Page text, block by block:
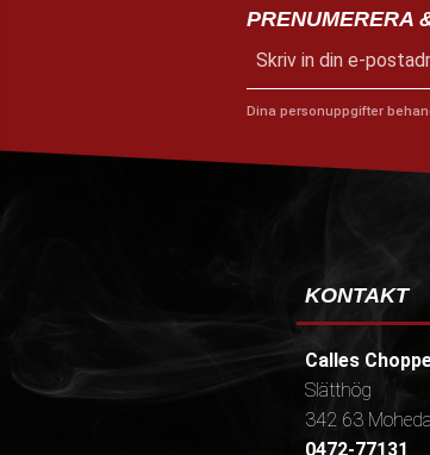
PRENUMERERA
Dina personuppgifter
KONTAKT
Calles
Slätthög
342 63 Moheda
0472-77131